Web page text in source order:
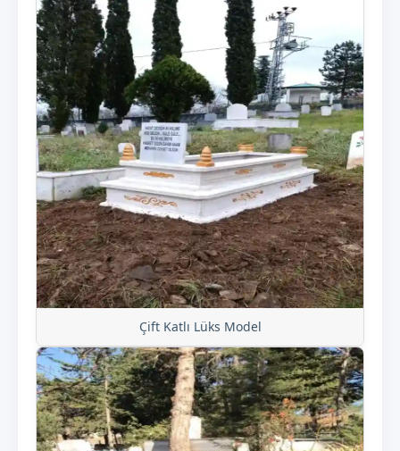
Çift Katlı Lüks Model